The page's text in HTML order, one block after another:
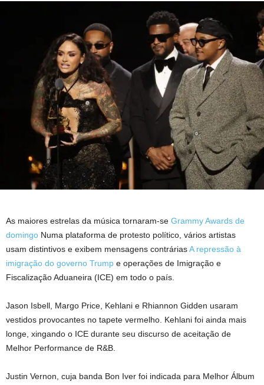
As maiores estrelas da música tornaram-se Grammy Awards de
domingo Numa plataforma de protesto político, vários artistas
usam distintivos e exibem mensagens contráriasA repressão à
imigração do governo Trump e operações de Imigração e
Fiscalização Aduaneira (ICE) em todo o país.
Jason Isbell, Margo Price, Kehlani e Rhiannon Gidden usaram
vestidos provocantes no tapete vermelho. Kehlani foi ainda mais
longe, xingando o ICE durante seu discurso de aceitação de
Melhor Performance de R&B.
Justin Vernon, cuja banda Bon Iver foi indicada para Melhor Álbum